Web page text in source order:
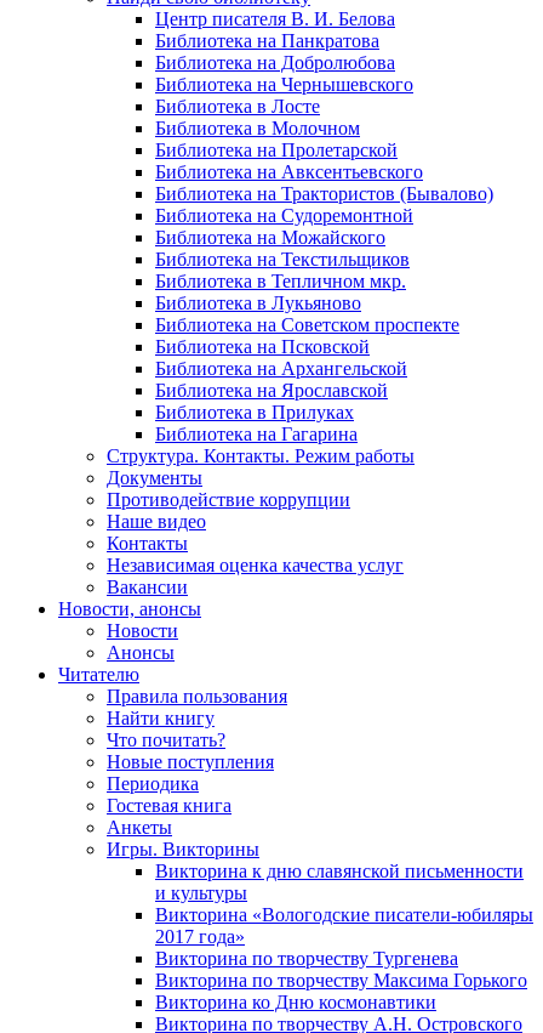
Центр писателя В. И. Белова
Библиотека на Панкратова
Библиотека на Добролюбова
Библиотека на Чернышевского
Библиотека в Лосте
Библиотека в Молочном
Библиотека на Пролетарской
Библиотека на Авксентьевского
Библиотека на Трактористов (Бывалово)
Библиотека на Судоремонтной
Библиотека на Можайского
Библиотека на Текстильщиков
Библиотека в Тепличном мкр.
Библиотека в Лукьяново
Библиотека на Советском проспекте
Библиотека на Псковской
Библиотека на Архангельской
Библиотека на Ярославской
Библиотека в Прилуках
Библиотека на Гагарина
Структура. Контакты. Режим работы
Документы
Противодействие коррупции
Наше видео
Контакты
Независимая оценка качества услуг
Вакансии
Новости, анонсы
Новости
Анонсы
Читателю
Правила пользования
Найти книгу
Что почитать?
Новые поступления
Периодика
Гостевая книга
Анкеты
Игры. Викторины
Викторина к дню славянской письменности
и культуры
Викторина «Вологодские писатели-юбиляры
2017 года»
Викторина по творчеству Тургенева
Викторина по творчеству Максима Горького
Викторина ко Дню космонавтики
Викторина по творчеству А.Н. Островского